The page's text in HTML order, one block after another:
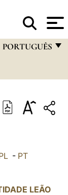
PORTUGUÊS
ITALIANO
POLSKI
- PT
LEÃO